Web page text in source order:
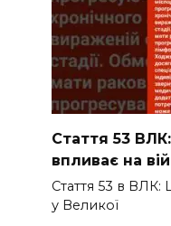
Стаття 53
впливає на
Стаття 53 в ВЛК:
у Великої